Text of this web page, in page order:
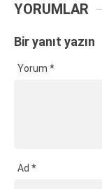
YORUMLAR
Bir yanıt yazın
Yorum *
Ad *